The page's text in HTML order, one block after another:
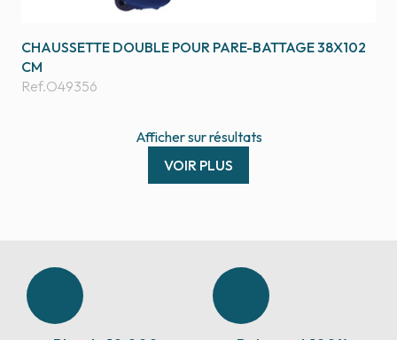
CHAUSSETTE DOUBLE POUR PARE-BATTAGE 38X102
CM
Ref.O49356
Affichersurrésultats
VOIR PLUS